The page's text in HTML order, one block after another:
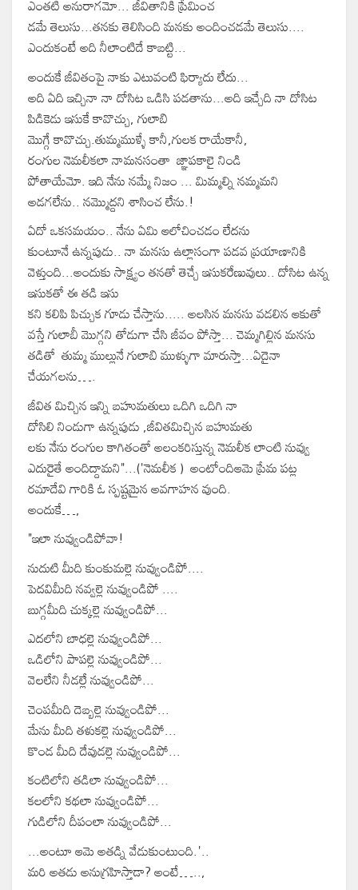
ఎంతటి అనురాగమో... జీవితానికి ప్రేమించ
డమే తెలుసు...తనకు తెలిసింది మనకు అందించడమే తెలుసు....
ఎందుకంటే అది నీలాంటిదే కాబట్టి...
అందుకే జీవితంపై నాకు ఎటువంటి ఫిర్యాదు లేదు...
అది ఏది ఇచ్చినా నా దోసిట ఒడిసి పడతాను...అది ఇచ్చేది నా దోసిట
పిడికెడు ఇసుకే కావొచ్చు, గులాబి
మొగ్గే కావొచ్చు.తుమ్మముళ్ళే కానీ,గులక రాయేకానీ,
రంగుల నెమలీకలా నామనసంతా జ్ఞాపకాలై నిండి
పోతాయేమో. ఇది నేను నమ్మే నిజం ... మిమ్మల్ని నమ్మమని
అడగలేను.. నమ్మొద్దని శాసించ లేను.!
ఏదో ఒకసమయం.. నేను ఏమి ఆలోచించడం లేదను
కుంటూనే ఉన్నపుడు.. నా మనసు ఉల్లాసంగా పడవ ప్రయాణానికి
వెళ్తుంది...అందుకు సాక్ష్యం తనతో తెచ్చే ఇసుకరేణువులు.. దోసిట ఉన్న
ఇసుకతో ఈ తడి ఇసు
కని కలిపి పిచ్చుక గూడు చేస్తాను..... అలసిన మనసు వడలిన ఆకుతో
వస్తే గులాబీ మొగ్గని తోడుగా చేసి జీవం పోస్తా... చెమ్మగిల్లిన మనసు
తడితో తుమ్మ ముల్లునే గులాబి ముళ్ళుగా మారుస్తా...ఏదైనా
చేయగలను….
జీవిత మిచ్చిన ఇన్ని బహుమతులు ఒదిగి ఒదిగి నా
దోసిలి నిండుగా ఉన్నపుడు ,జీవితమిచ్చిన బహుమతు
లకు నేను రంగుల కాగితంతో అలంకరిస్తున్న నెమలీక లాంటి నువ్వు
ఎదురైతే అందిద్దామని"...('నెమలీక ) అంటోందిఆమె ప్రేమ పట్ల
రమాదేవి గారికి ఓ స్పష్టమైన అవగాహన వుంది.
అందుకే…,
"ఇలా నువ్వుండిపోవా!
నుదుటి మీది కుంకుమల్లె నువ్వుండిపో....
పెదవిమీది నవ్వల్లె నువ్వుండిపో ....
బుగ్గమీది చుక్కల్లె నువ్వుండిపో...
ఎదలోని బాధల్లె నువ్వుండిపో...
ఒడిలోని పాపల్లె నువ్వుండిపో...
వెలలేని నీడల్లే నువ్వుండిపో...
చెంపమీది దెబ్బల్లె నువ్వుండిపో...
మేను మీది తళుకల్లె నువ్వుండిపో...
కొండ మీది దేవుడల్లె నువ్వుండిపో...
కంటిలోని తడిలా నువ్వుండిపో...
కలలోని కథలా నువ్వుండిపో...
గుడిలోని దీపంలా నువ్వుండిపో...
...అంటూ‌ ఆమె అతడ్ని వేడుకుంటుంది.'..
మరి అతడు అనుగ్రహిస్తాడా? అంటే…..,